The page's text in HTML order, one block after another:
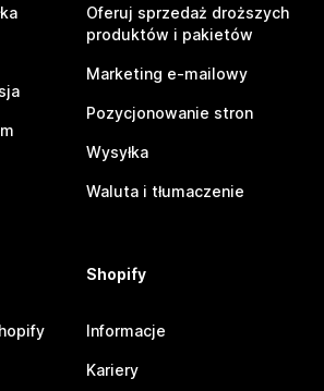
Oferuj sprzedaż droższych
produktów i pakietów
Marketing e-mailowy
Pozycjonowanie stron
Wysyłka
Waluta i tłumaczenie
Shopify
Informacje
Kariery